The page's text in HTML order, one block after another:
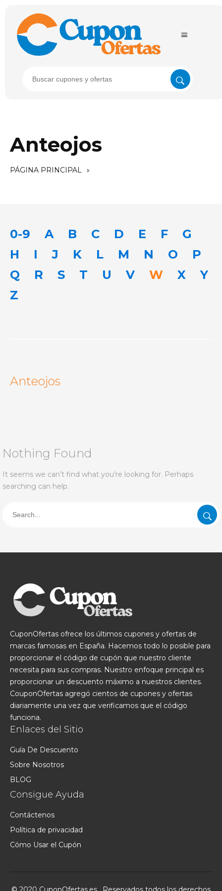
Anteojos
PÁGINA PRINCIPAL
0-9 A B C D E F
G
H
I J K L M N O
P
Q
R S T U V W X
Y
Z
Anteojos
Nothing Found
It seems we can’t find what you’re looking for. Perhaps
searching can help.
CuponOfertas ofrece los últimos cupones y ofertas de
marcas famosas en España. Hacemos todo lo posible para
proporcionar el código de cupón que nuestro cliente
necesita para sus compras. Nuestro enfoque principal es
proporcionar un descuento máximo a nuestros clientes.
CouponOfertas agregó cientos de cupones y ofertas
diariamente una vez que verificamos que el código
funciona.
Enlaces del Sitio
Guía De Descuento
Sobre Nosotros
BLOG
Consigue Ayuda
Contáctenos
Política de privacidad
Cómo Usar el Cupón